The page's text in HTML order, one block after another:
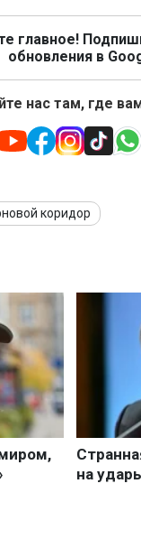
главное!
обновления в
нас там, где
коридор